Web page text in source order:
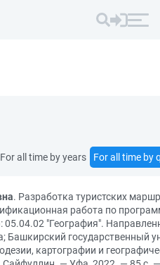
For all time by years For all time by
. Разработка туристских
работа по
05.04.02 "География".
государственный
картографии и